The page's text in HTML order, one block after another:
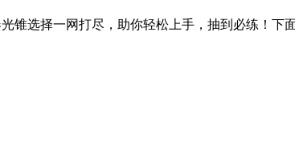
锥选择一网打尽，助你轻松上手，抽到必练！下